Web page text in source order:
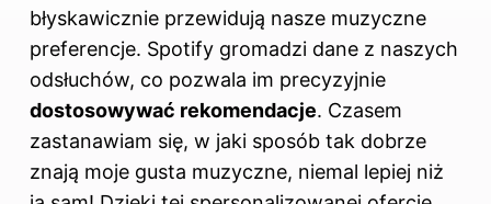
błyskawicznie przewidują nasze muzyczne
preferencje. Spotify gromadzi dane z naszych
odsłuchów, co pozwala im precyzyjnie
dostosowywać rekomendacje. Czasem
zastanawiam się, w jaki sposób tak dobrze
znają moje gusta muzyczne, niemal lepiej niż